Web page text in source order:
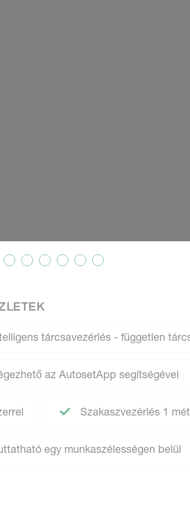
tárcsavezérlés - független
az AutosetApp segítségével
Szakaszvezérlés 1
egy munkaszélességen belül